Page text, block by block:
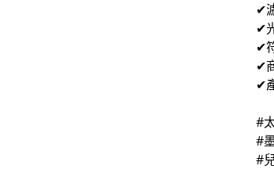
✔
✔
✔
✔
✔
#
#
#